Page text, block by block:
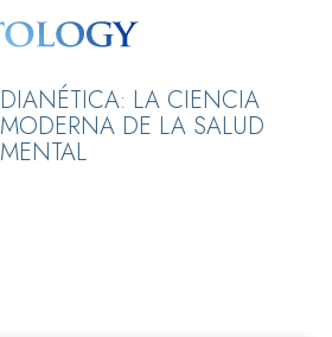
DIANÉTICA: LA CIENCIA
MODERNA DE LA SALUD
MENTAL